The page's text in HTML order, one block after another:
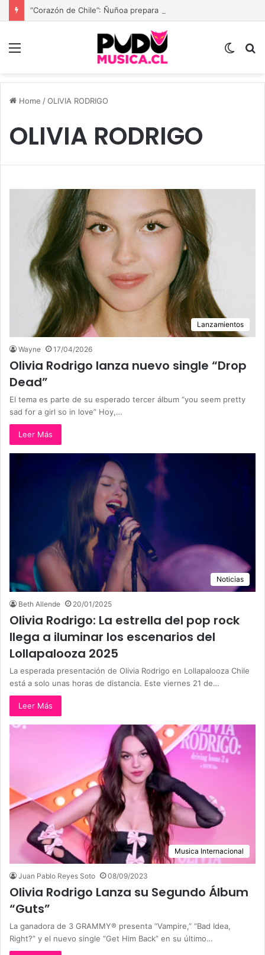
Switch
Home /OLIVIA RODRIGO
OLIVIA RODRIGO
Lanzamientos
Wayne 17/04/2026
Olivia Rodrigo lanza nuevo single “Drop
Dead”
El tema es parte de su esperado tercer álbum “you seem pretty
sad for a girl so in love” Hoy,…
Leer Más
Noticias
Beth Allende 20/01/2025
Olivia Rodrigo: La estrella del pop rock
llega a iluminar los escenarios del
Lollapalooza 2025
La esperada presentación de Olivia Rodrigo en Lollapalooza Chile
está a solo unas horas de distancia. Este viernes 21 de…
Leer Más
Musica Internacional
Juan Pablo Reyes Soto 08/09/2023
Olivia Rodrigo Lanza su Segundo Álbum
“Guts”
La ganadora de 3 GRAMMY® presenta “Vampire,” “Bad Idea,
Right?” y el nuevo single “Get Him Back” en su último…